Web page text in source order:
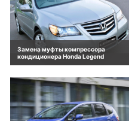
Замена муфты компрессора
кондиционера Honda Legend